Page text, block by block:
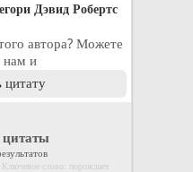
Дэвид Робертс
автора? Можете
нам и
цитату
Ключевое слово: порождает